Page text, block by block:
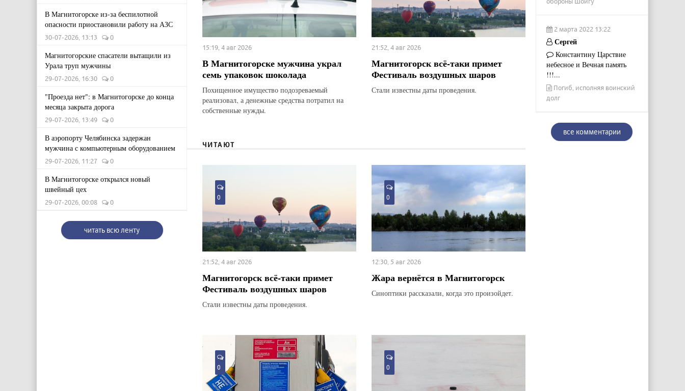
В Магнитогорске из-за беспилотной
опасности приостановили работу на АЗС
30-07-2026, 13:13 0
Магнитогорские спасатели вытащили из
Урала труп мужчины
29-07-2026, 16:30 0
"Проезда нет": в Магнитогорске до конца
месяца закрыта дорога
29-07-2026, 13:49 0
В аэропорту Челябинска задержан
мужчина с компьютерным оборудованием
29-07-2026, 11:27 0
В Магнитогорске открылся новый
швейный цех
29-07-2026, 00:08 0
читать всю ленту
15:19, 4 авг 2026
В Магнитогорске мужчина украл
семь упаковок шоколада
Похищенное имущество подозреваемый
реализовал, а денежные средства потратил на
собственные нужды.
21:52, 4 авг 2026
Магнитогорск всё-таки примет
Фестиваль воздушных шаров
Стали известны даты проведения.
ЧИТАЮТ
0
21:52, 4 авг 2026
Магнитогорск всё-таки примет
Фестиваль воздушных шаров
Стали известны даты проведения.
0
12:30, 5 авг 2026
Жара вернётся в Магнитогорск
Синоптики рассказали, когда это произойдет.
0 0
2 марта 2022 13:22
Сергей
Константину Царствие
небесное и Вечная память
!!!...
Погиб, исполняя воинский
долг
все комментарии